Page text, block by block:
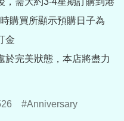
購買所顯示預購日子為
金
於完美狀態，本店將盡力
Anniversary